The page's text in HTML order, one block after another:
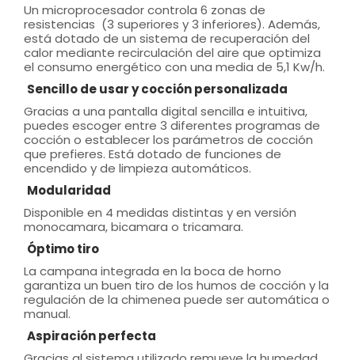
Un microprocesador controla 6 zonas de
resistencias (3 superiores y 3 inferiores). Además,
está dotado de un sistema de recuperación del
calor mediante recirculación del aire que optimiza
el consumo energético con una media de 5,1 Kw/h.
Sencillo de usar y cocción personalizada
Gracias a una pantalla digital sencilla e intuitiva,
puedes escoger entre 3 diferentes programas de
cocción o establecer los parámetros de cocción
que prefieres. Está dotado de funciones de
encendido y de limpieza automáticos.
Modularidad
Disponible en 4 medidas distintas y en versión
monocamara, bicamara o tricamara.
Óptimo tiro
La campana integrada en la boca de horno
garantiza un buen tiro de los humos de cocción y la
regulación de la chimenea puede ser automática o
manual.
Aspiración perfecta